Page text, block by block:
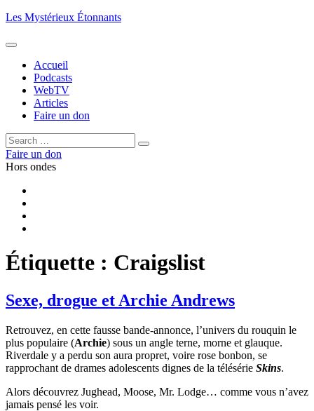
Aller
contenu
Les Mystérieux Étonnants
Accueil
Podcasts
WebTV
Articles
Faire un don
Rechercher :
Rechercher
Faire un don
Hors ondes
Étiquette : Craigslist
Sexe, drogue et Archie Andrews
Retrouvez, en cette fausse bande-annonce, l’univers du rouquin le
plus populaire (Archie) sous un angle terne, morne et glauque.
Riverdale y a perdu son aura propret, voire rose bonbon, se
rapprochant de drames adolescents dignes de la télésérie Skins.
Alors découvrez Jughead, Moose, Mr. Lodge… comme vous n’avez
jamais pensé les voir.